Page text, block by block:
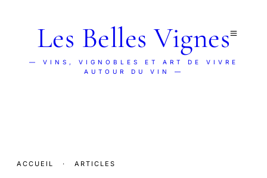
Les Belles Vignes
— VINS, VIGNOBLES ET ART DE VIVRE
AUTOUR DU VIN —
ACCUEIL · ARTICLES